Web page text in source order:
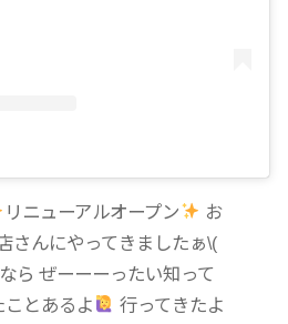
リニューアルオープン
お
さんにやってきましたぁ\(
ら ぜーーーったい知って
ことあるよ
行ってきたよ